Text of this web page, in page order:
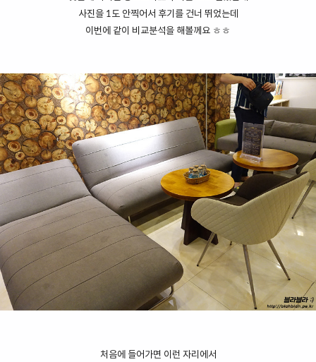
사진을 1도 안찍어서 후기를 건너 뛰었는데
이번에 같이 비교분석을 해볼께요 ㅎㅎ
처음에 들어가면 이런 자리에서